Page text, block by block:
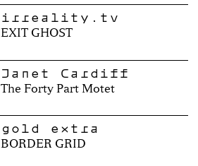
irreality.tv
EXIT GHOST
Janet Cardiff
The Forty Part Motet
gold extra
BORDER GRID